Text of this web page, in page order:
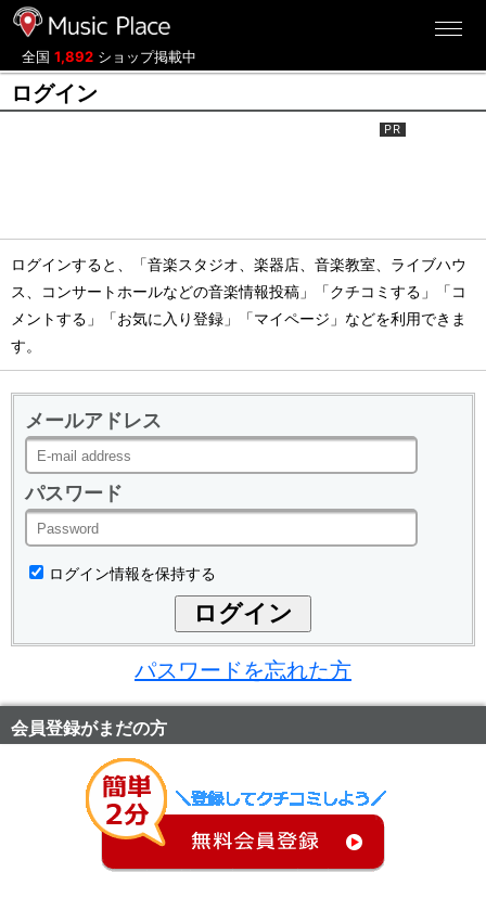
全国 1,892 ショップ掲載中
ログイン
ログインすると、「音楽スタジオ、楽器店、音楽教室、ライブハウ
ス、コンサートホールなどの音楽情報投稿」「クチコミする」「コ
メントする」「お気に入り登録」「マイページ」などを利用できま
す。
メールアドレス
パスワード
ログイン情報を保持する
パスワードを忘れた方
会員登録がまだの方